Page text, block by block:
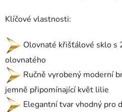
Klíčové vlastnosti:
Olovnaté křišťálové sklo s
olovnatého
Ručně vyrobený moderní
jemně připomínající květ lilie
Elegantní tvar vhodný pro